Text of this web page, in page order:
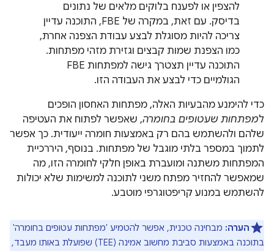
להצפין או לפענח בלוקים מלאים של נתונים
בדיסק. עם זאת, במקרה של FBE, התוכנה עדיין
צריכה להיות מסוגלת לבצע עבודת הצפנה אחרת,
כמו הצפנת שמות קבצים וגזירת מזהי מפתחות.
התוכנה עדיין תצטרך גישה למפתחות FBE
הגולמיים כדי לבצע את העבודה הזו.
כדי להימנע מהבעיות האלה, מפתחות האחסון הופכים
למפתחות שעטופים בחומרה, שאפשר לפתוח את העטיפה
שלהם ולהשתמש בהם רק באמצעות חומרה ייעודית. כך אפשר
לתמוך במספר בלתי מוגבל של מפתחות. בנוסף, היררכיית
המפתחות משתנה ומועברת באופן חלקי לחומרה הזו, מה
שמאפשר להחזיר מפתח משני לתוכנה למשימות שלא יכולות
להשתמש במנוע קריפטוגרפי מוטבע.
הערה: מבחינה טכנית, אפשר להטמיע 'מפתחות עטופים בחומרה'
בתוכנה באמצעות סביבת מחשוב אמינה (TEE) שפועלת באותו מעבד,